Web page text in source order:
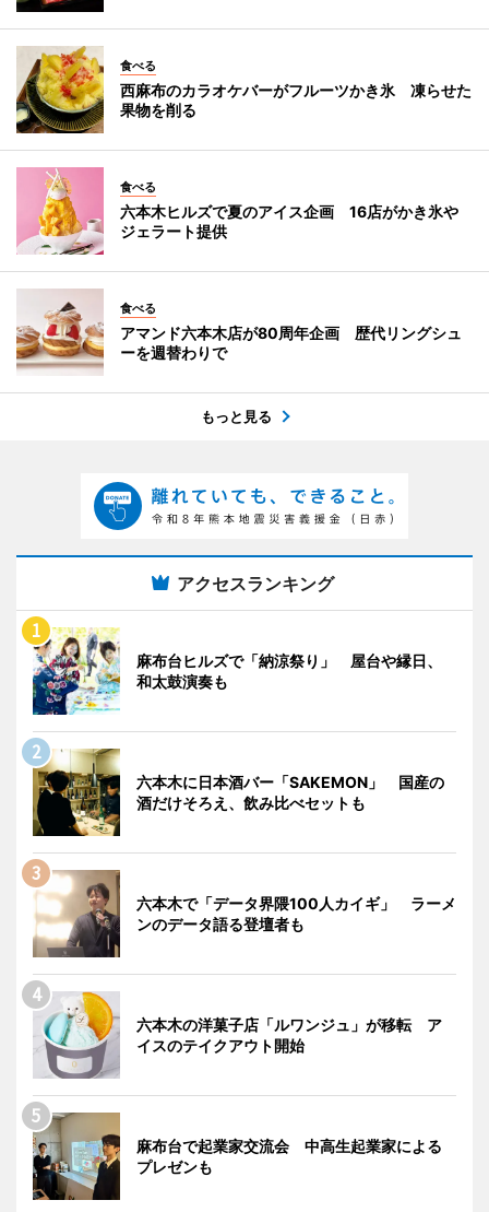
食べる
西麻布のカラオケバーがフルーツかき氷 凍らせた
果物を削る
食べる
六本木ヒルズで夏のアイス企画 16店がかき氷や
ジェラート提供
食べる
アマンド六本木店が80周年企画 歴代リングシュ
ーを週替わりで
もっと見る
アクセスランキング
麻布台ヒルズで「納涼祭り」 屋台や縁日、
和太鼓演奏も
六本木に日本酒バー「SAKEMON」 国産の
酒だけそろえ、飲み比べセットも
六本木で「データ界隈100人カイギ」 ラーメ
ンのデータ語る登壇者も
六本木の洋菓子店「ルワンジュ」が移転 ア
イスのテイクアウト開始
麻布台で起業家交流会 中高生起業家による
プレゼンも